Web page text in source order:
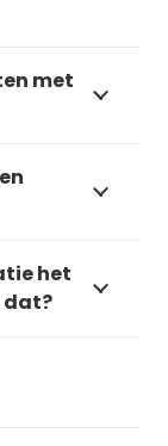
met
het
dat?